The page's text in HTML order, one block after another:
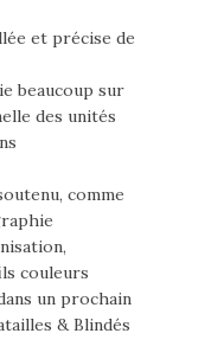
et précise de
beaucoup sur
des unités
comme
couleurs
un prochain
& Blindés